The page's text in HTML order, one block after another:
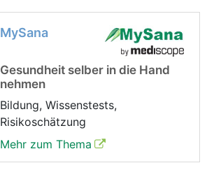
MySana
Gesundheit selber in die Hand
nehmen
Bildung, Wissenstests,
Risikoschätzung
Mehr zum Thema